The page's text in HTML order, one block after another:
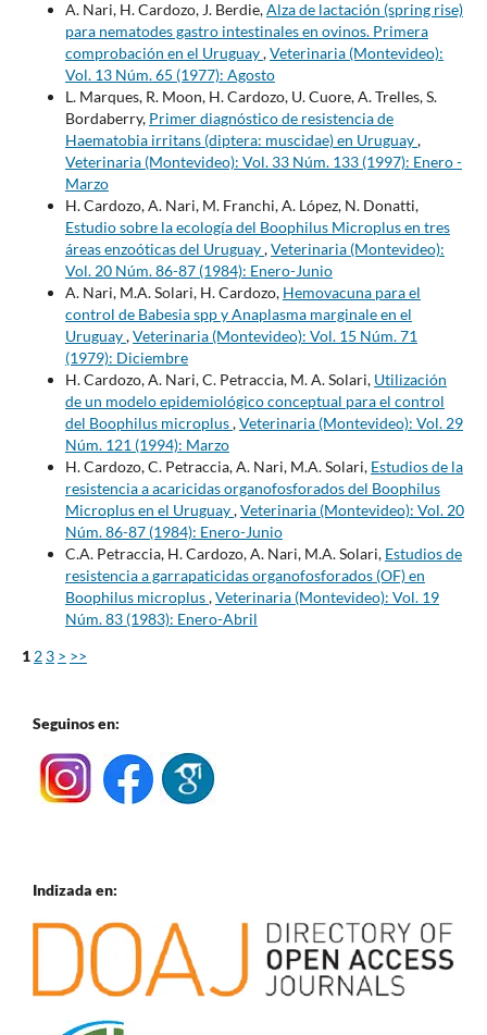
A. Nari, H. Cardozo, J. Berdie,Alza de lactación (spring rise)
para nematodes gastro intestinales en ovinos. Primera
comprobación en el Uruguay,Veterinaria (Montevideo):
Vol. 13 Núm. 65 (1977): Agosto
L. Marques, R. Moon, H. Cardozo, U. Cuore, A. Trelles, S.
Bordaberry, Primer diagnóstico de resistencia de
Haematobia irritans (diptera: muscidae) en Uruguay,
Veterinaria (Montevideo): Vol. 33 Núm. 133 (1997): Enero -
Marzo
H. Cardozo, A. Nari, M. Franchi, A. López, N. Donatti,
Estudio sobre la ecología del Boophilus Microplus en tres
áreas enzoóticas del Uruguay,Veterinaria (Montevideo):
Vol. 20 Núm. 86-87 (1984): Enero-Junio
A. Nari, M.A. Solari, H. Cardozo, Hemovacuna para el
control de Babesia spp y Anaplasma marginale en el
Uruguay,Veterinaria (Montevideo): Vol. 15 Núm. 71
(1979): Diciembre
H. Cardozo, A. Nari, C. Petraccia, M. A. Solari, Utilización
de un modelo epidemiológico conceptual para el control
del Boophilus microplus,Veterinaria (Montevideo): Vol. 29
Núm. 121 (1994): Marzo
H. Cardozo, C. Petraccia, A. Nari, M.A. Solari, Estudios de la
resistencia a acaricidas organofosforados del Boophilus
Microplus en el Uruguay,Veterinaria (Montevideo): Vol. 20
Núm. 86-87 (1984): Enero-Junio
C.A. Petraccia, H. Cardozo, A. Nari, M.A. Solari, Estudios de
resistencia a garrapaticidas organofosforados (OF) en
Boophilus microplus,Veterinaria (Montevideo): Vol. 19
Núm. 83 (1983): Enero-Abril
1 2 3 > >>
Seguinos en:
Indizada en: